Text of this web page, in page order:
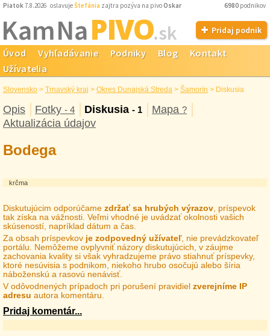
Piatok7.8.2026 oslavujeŠtefánia zajtra pozýva na pivoOskar 6980 podnikov
Kam NaPIVO.sk Pridaj podnik
Úvod Vyhľadávanie Podniky Blog
Kontakt
Užívatelia
Slovensko > Trnavský kraj > Okres Dunajská Streda > Šamorín > Diskusia
Opis Fotky - 4 Diskusia - 1 Mapa ?
Aktualizácia údajov
Bodega
krčma
Diskutujúcim odporúčame zdržať sa hrubých výrazov, príspevok
tak získa na vážnosti. Veľmi vhodné je uvádzať okolnosti vašich
skúseností, napríklad dátum a čas.
Za obsah príspevkov je zodpovedný užívateľ, nie prevádzkovateľ
portálu. Nemôžeme ovplyvniť názory diskutujúcich, v záujme
zachovania kvality si však vyhradzujeme právo stiahnuť príspevky,
ktoré nesúvisia s podnikom, niekoho hrubo osočujú alebo šíria
náboženskú a rasovú nenávisť.
V odôvodnených prípadoch pri porušení pravidiel zverejníme IP
adresu autora komentáru.
Pridaj komentár...